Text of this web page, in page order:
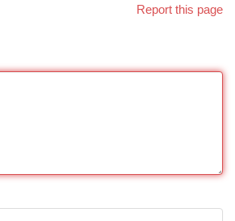
Report this page